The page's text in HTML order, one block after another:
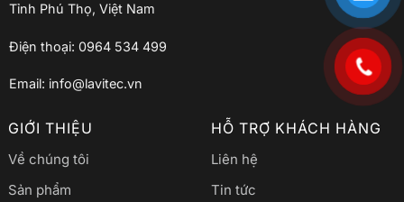
Tỉnh Phú Thọ, Việt Nam
Điện thoại: 0964 534 499
Email: info@lavitec.vn
GIỚI THIỆU
Về chúng tôi
Sản phẩm
HỖ TRỢ KHÁCH HÀNG
Liên hệ
Tin tức